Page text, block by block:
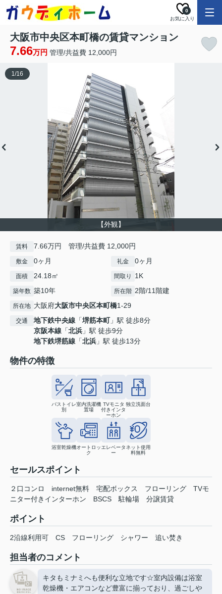
お気に入り
0
大阪市中央区本町橋の賃貸マンション
7.66万円 管理/共益費 12,000円
【外観】
1/16
賃料 7.66万円 管理/共益費 12,000円
敷金 0ヶ月 礼金 0ヶ月
面積 24.18㎡ 間取り 1K
築年数 築10年 所在階 2階/11階建
所在地 大阪府大阪市中央区本町橋1-29
交通 地下鉄中央線 「堺筋本町」駅 徒歩8分
京阪本線 「北浜 」駅 徒歩9分
地下鉄堺筋線 「北浜 」駅 徒歩13分
物件の特徴
バストイレ
別
室内洗濯機
置場
TVモニタ
付きインタ
ーホン
独立洗面台
浴室乾燥機オートロッ
ク
エレベータ
ー
ネット使用
料無料
セールスポイント
２口コンロ internet無料 宅配ボックス フローリング TVモ
ニター付きインターホン BSCS 駐輪場 分譲賃貸
ポイント
2沿線利用可 CS フローリング シャワー 追い焚き
担当者のコメント
キタもミナミへも便利な立地です☆室内設備は浴室
乾燥機・エアコンなど豊富に揃っており、過ごしや